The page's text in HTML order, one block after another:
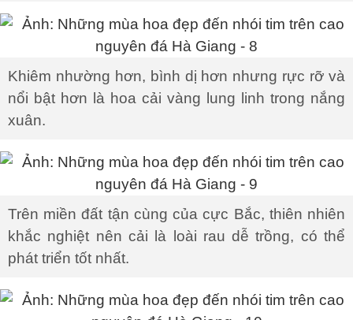
Khiêm nhường hơn, bình dị hơn nhưng rực rỡ và
nổi bật hơn là hoa cải vàng lung linh trong nắng
xuân.
Trên miền đất tận cùng của cực Bắc, thiên nhiên
khắc nghiệt nên cải là loài rau dễ trồng, có thể
phát triển tốt nhất.